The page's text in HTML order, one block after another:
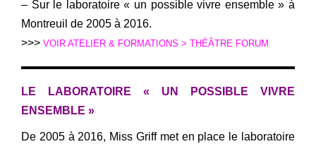
– Sur le laboratoire « un possible vivre ensemble » à
Montreuil de 2005 à 2016.
>>> VOIR ATELIER & FORMATIONS > THÉÂTRE FORUM
LE LABORATOIRE « UN POSSIBLE VIVRE
ENSEMBLE »
De 2005 à 2016, Miss Griff met en place le laboratoire